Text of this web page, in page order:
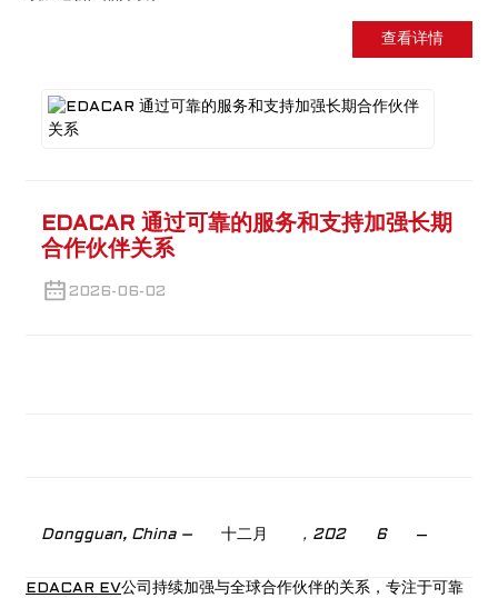
查看详情
EDACAR 通过可靠的服务和支持加强长期
合作伙伴关系
2026-06-02
Dongguan, China – 十二月 ，202 6 –
EDACAR EV公司持续加强与全球合作伙伴的关系，专注于可靠